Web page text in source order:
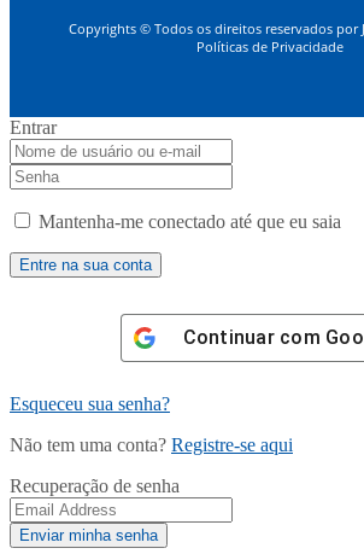
Copyrights © Todos os direitos reservados por
Políticas de Privacidade
Entrar
Mantenha-me conectado até que eu saia
Continuar com
Esqueceu sua senha?
Não tem uma conta? Registre-se aqui
Recuperação de senha